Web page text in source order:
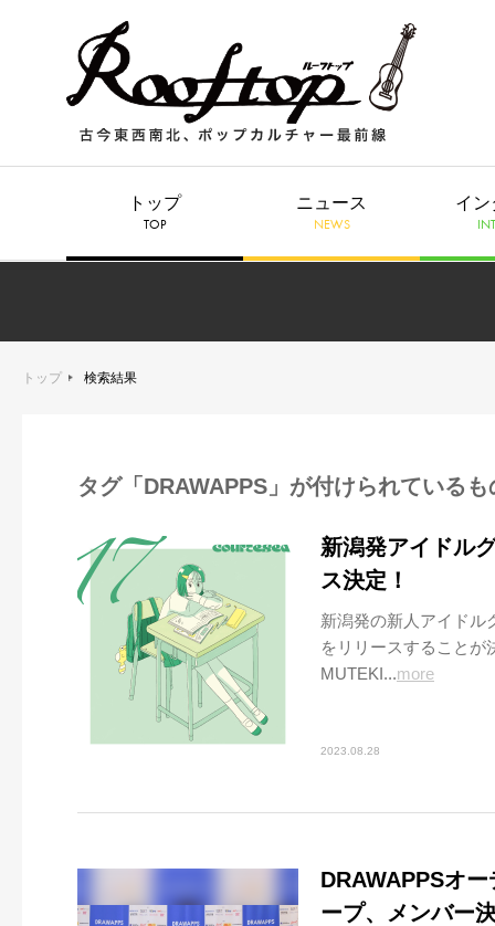
トップ
TOP
ニュース
NEWS
イン
トップ 検索結果
タグ「DRAWAPPS」が付けられているも
新潟発アイドル
ス決定！
新潟発の新人アイドル
をリリースすることが
MUTEKI...more
2023.08.28
DRAWAPPSオ
ープ、メンバー